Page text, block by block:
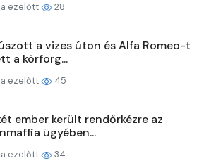
ezelőtt 28
a vizes úton és Alfa Romeo-t
a körforg...
ezelőtt 45
ember került rendőrkézre az
ügyében...
ezelőtt 34